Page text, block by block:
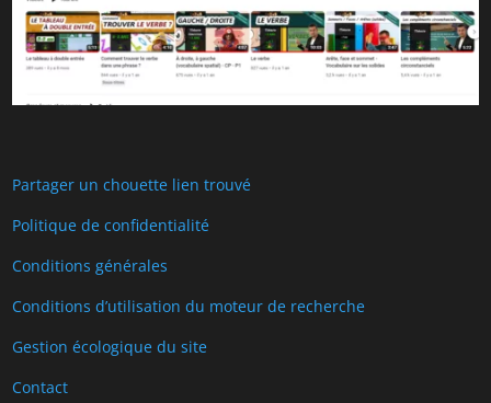
Partager un chouette lien trouvé
Politique de confidentialité
Conditions générales
Conditions d’utilisation du moteur de recherche
Gestion écologique du site
Contact